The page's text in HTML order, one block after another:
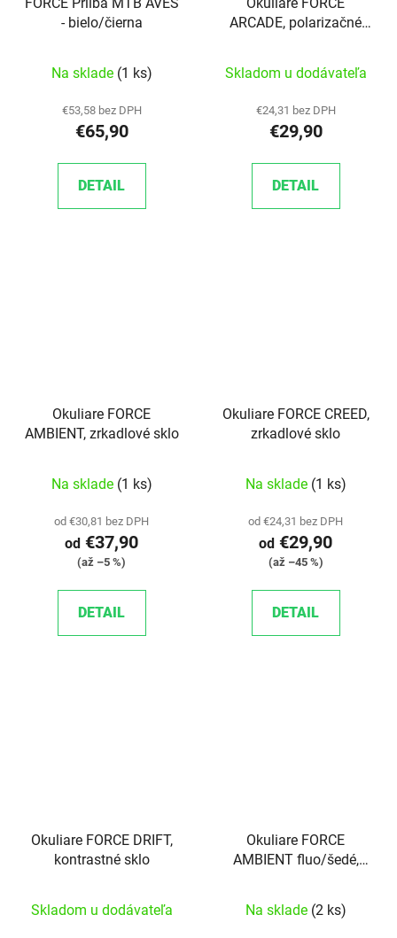
- bielo/čierna
Na sklade (1 ks)
€53,58 bez DPH
€65,90
DETAIL
ARCADE, polarizačné
Skladom u dodávateľa
€24,31 bez DPH
€29,90
DETAIL
Okuliare FORCE
AMBIENT, zrkadlové sklo
Na sklade (1 ks)
od €30,81 bez DPH
od €37,90
(až –5 %)
DETAIL
Okuliare FORCE CREED,
zrkadlové sklo
Na sklade (1 ks)
od €24,31 bez DPH
od €29,90
(až –45 %)
DETAIL
Okuliare FORCE DRIFT,
kontrastné sklo
Skladom u dodávateľa
Okuliare FORCE
AMBIENT fluo/šedé,
Na sklade (2 ks)